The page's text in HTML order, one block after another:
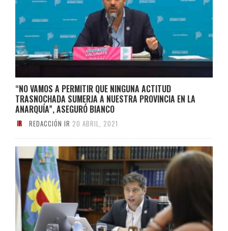
“NO VAMOS A PERMITIR QUE NINGUNA ACTITUD
TRASNOCHADA SUMERJA A NUESTRA PROVINCIA EN LA
ANARQUÍA”, ASEGURÓ BIANCO
REDACCIÓN IR 20 ABRIL, 2021